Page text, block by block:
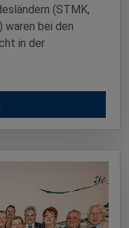
(STMK,
waren bei den
in der